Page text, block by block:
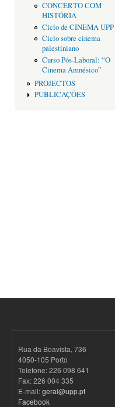
CONCERTO COM
HISTÓRIA
Ciclo de CINEMA UPP
Ciclo sobre cinema
palestiniano
Curso Pós-Laboral: “O
Cinema Amnésico”
PROJECTOS
PUBLICAÇÕES
Rua da Boavista, 736
4050-105 Porto
Telefone: 226 098 641
Fax: 226 004 335
E-mail:geral@upp.pt
Facebook